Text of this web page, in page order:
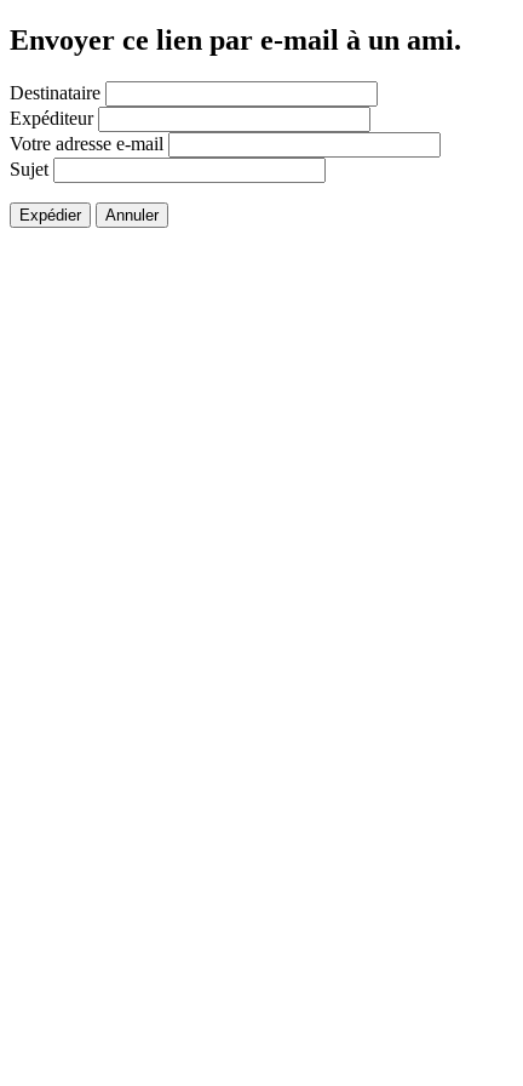
Envoyer ce lien par e-mail à un ami.
Destinataire
Expéditeur
Votre adresse e-mail
Sujet
Expédier Annuler